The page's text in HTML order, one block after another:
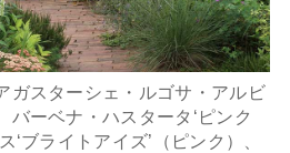
ガスターシェ・ルゴサ・アルビ
バーベナ・ハスタータ‘ピンク
‘ブライトアイズ’（ピンク）、